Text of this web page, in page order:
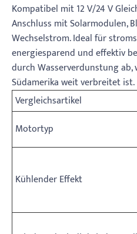
Kompatibel mit 12 V/24 V
Anschluss mit Solarmodulen,
Wechselstrom. Ideal für
energiesparend und effektiv
durch Wasserverdunstung ab,
Südamerika weit verbreitet ist.
Vergleichsartikel
Motortyp
Kühlender Effekt